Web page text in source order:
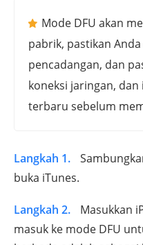
Mode DFU akan
pabrik, pastikan
pencadangan, dan
koneksi jaringan, dan
terbaru sebelum
Langkah 1.
buka iTunes.
Langkah 2.
Masukkan
masuk ke mode DFU